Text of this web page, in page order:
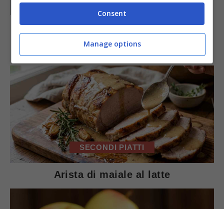
IN PRIMO PIANO
SECONDI PIATTI
Arista di maiale al latte
Consent
Manage options